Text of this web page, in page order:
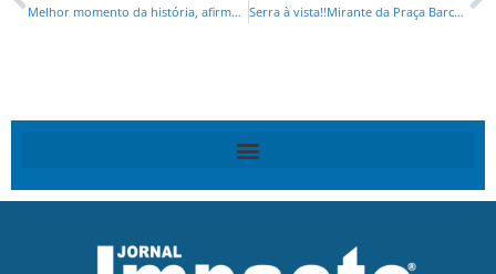
Melhor momento da história, afirma presidente da Alep, deputado Alexandre Curi (PSD,) sobre os 90 anos do Porto de Paranaguá Serra à vista!!Mirante da Praça Barcelona vai ganhando forma no Vista Alegre, em Curitiba